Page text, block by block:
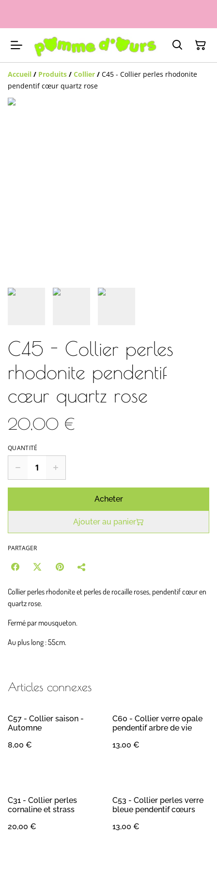
Accueil / Produits / Collier / C45 - Collier perles rhodonite
pendentif cœur quartz rose
C45 - Collier perles
rhodonite pendentif
cœur quartz rose
20,00 €
QUANTITÉ
Acheter
Ajouter au panier
PARTAGER
Collier perles rhodonite et perles de rocaille roses, pendentif cœur en
quartz rose.
Fermé par mousqueton.
Au plus long : 55cm.
Articles connexes
C57 - Collier saison -
Automne
8,00 €
C60 - Collier verre opale
pendentif arbre de vie
13,00 €
C31 - Collier perles
cornaline et strass
20,00 €
C53 - Collier perles verre
bleue pendentif cœurs
13,00 €